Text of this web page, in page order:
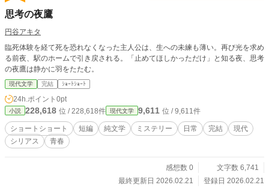
思考の夜鷹
円谷アキタ
臨死体験を経て死を恐れなくなった主人公は、生への未練も薄い。再び光を求め
る前夜、駅のホームで引き戻される。「止めてほしかっただけ」と知る夜、思考
の夜鷹は静かに羽をたたむ。
現代文学 完結 ｼｮｰﾄｼｮｰﾄ
24h.ポイント 0pt
小説 228,618 位 / 228,618件 現代文学 9,611 位 / 9,611件
ショートショート 短編 純文学 ミステリー 日常 完結
現代
シリアス
青春
感想数 0
文字数 6,741
最終更新日 2026.02.21
登録日 2026.02.21